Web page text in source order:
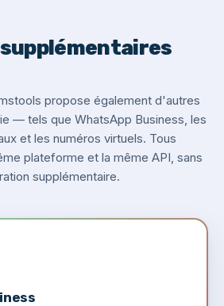
propose également d'autres
— tels que WhatsApp Business, les
et les numéros virtuels. Tous
plateforme et la même API, sans
supplémentaire.